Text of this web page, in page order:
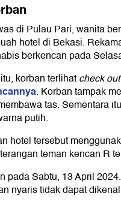
di Pulau Pari, wanita
hotel di Bekasi.
berkencan pada
korban terlihatcheck out
. Korban tampak
tas. Sementara
putih.
hotel tersebut
teman kencan R
pada Sabtu, 13 April
nyaris tidak dapat